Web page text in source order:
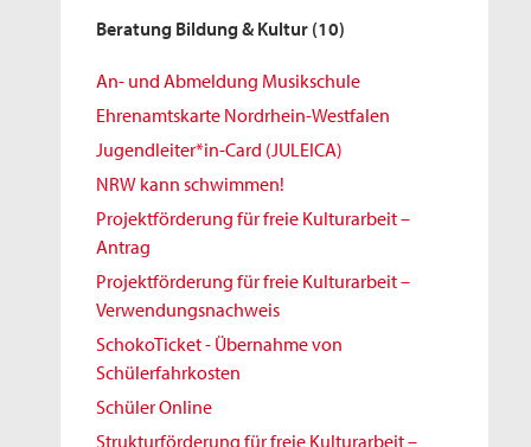
Beratung Bildung & Kultur (10)
An- und Abmeldung Musikschule
Ehrenamtskarte Nordrhein-Westfalen
Jugendleiter*in-Card (JULEICA)
NRW kann schwimmen!
Projektförderung für freie Kulturarbeit –
Antrag
Projektförderung für freie Kulturarbeit –
Verwendungsnachweis
SchokoTicket - Übernahme von
Schülerfahrkosten
Schüler Online
Strukturförderung für freie Kulturarbeit –